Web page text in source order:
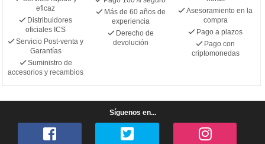
eficaz
Distribuidores
oficiales ICS
Servicio Post-venta y
Garantías
Suministro de
accesorios y recambios
Más de 60 años de
experiencia
Derecho de
devolución
Asesoramiento en la
compra
Pago a plazos
Pago con
criptomonedas
Síguenos en...